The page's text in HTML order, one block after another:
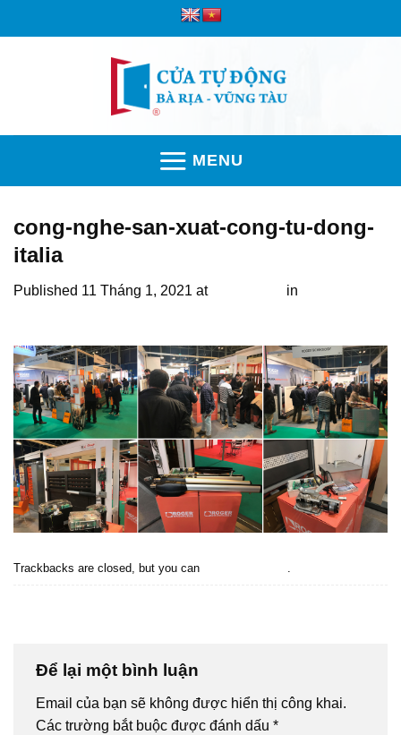
MENU
cong-nghe-san-xuat-cong-tu-dong-
italia
Published 11 Tháng 1, 2021 at in
Trackbacks are closed, but you can .
Để lại một bình luận
Email của bạn sẽ không được hiển thị công khai.
Các trường bắt buộc được đánh dấu *